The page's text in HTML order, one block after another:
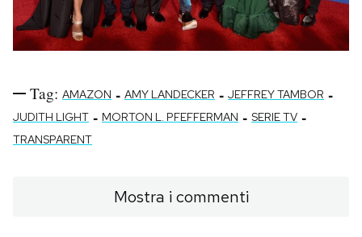
Tag: AMAZON - AMY LANDECKER - JEFFREY TAMBOR -
JUDITH LIGHT - MORTON L. PFEFFERMAN - SERIE TV -
TRANSPARENT
Mostra i commenti